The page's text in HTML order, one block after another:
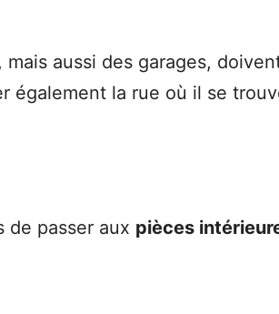
aussi des garages,
également la rue où il se
de passer aux pièces